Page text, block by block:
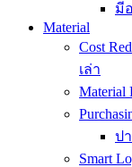
มี
Material
Cost
เล่า
ป
Smart